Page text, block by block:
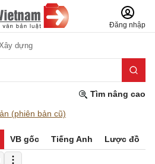
Đăng nhập
dựng
Tìm nâng cao
(phiên bản cũ)
VB gốc Tiếng Anh Lược đồ